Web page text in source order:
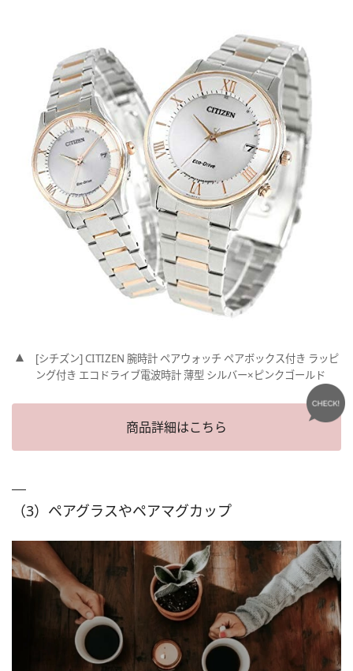
[シチズン] CITIZEN 腕時計 ペアウォッチ ペアボックス付き ラッピ
ング付き エコドライブ電波時計 薄型 シルバー×ピンクゴールド
商品詳細はこちら
（3）ペアグラスやペアマグカップ